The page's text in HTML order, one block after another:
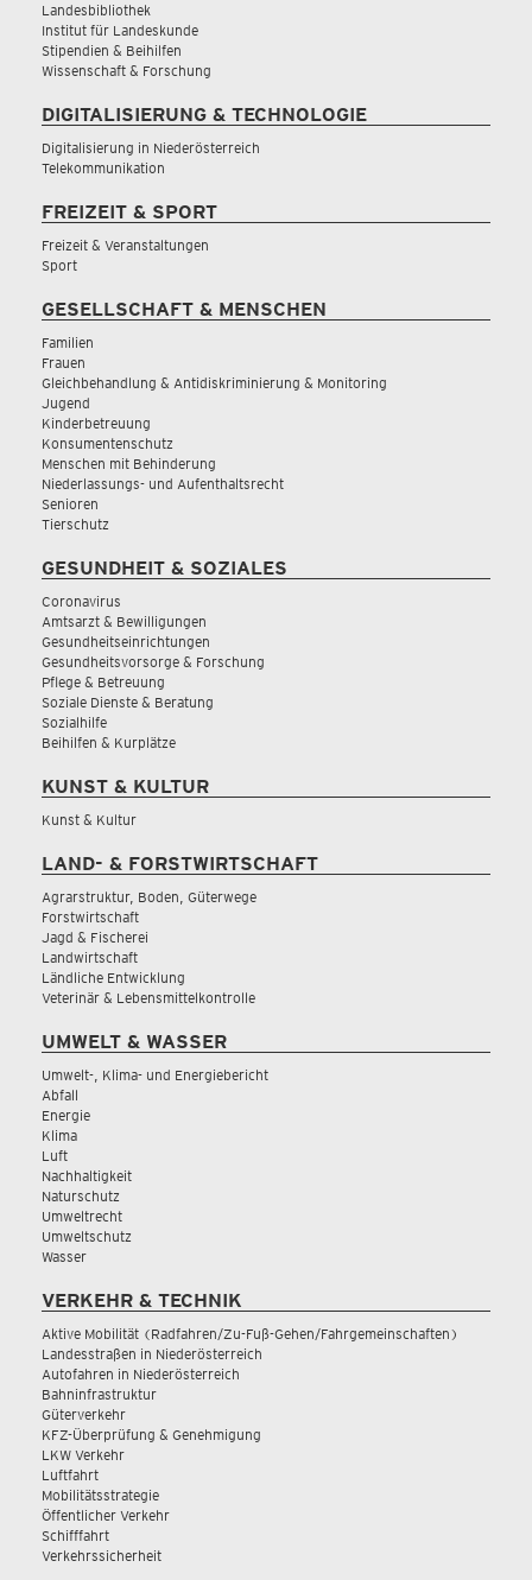
Landesbibliothek
Institut für Landeskunde
Stipendien & Beihilfen
Wissenschaft & Forschung
DIGITALISIERUNG & TECHNOLOGIE
Digitalisierung in Niederösterreich
Telekommunikation
FREIZEIT & SPORT
Freizeit & Veranstaltungen
Sport
GESELLSCHAFT & MENSCHEN
Familien
Frauen
Gleichbehandlung & Antidiskriminierung & Monitoring
Jugend
Kinderbetreuung
Konsumentenschutz
Menschen mit Behinderung
Niederlassungs- und Aufenthaltsrecht
Senioren
Tierschutz
GESUNDHEIT & SOZIALES
Coronavirus
Amtsarzt & Bewilligungen
Gesundheitseinrichtungen
Gesundheitsvorsorge & Forschung
Pflege & Betreuung
Soziale Dienste & Beratung
Sozialhilfe
Beihilfen & Kurplätze
KUNST & KULTUR
Kunst & Kultur
LAND- & FORSTWIRTSCHAFT
Agrarstruktur, Boden, Güterwege
Forstwirtschaft
Jagd & Fischerei
Landwirtschaft
Ländliche Entwicklung
Veterinär & Lebensmittelkontrolle
UMWELT & WASSER
Umwelt-, Klima- und Energiebericht
Abfall
Energie
Klima
Luft
Nachhaltigkeit
Naturschutz
Umweltrecht
Umweltschutz
Wasser
VERKEHR & TECHNIK
Aktive Mobilität (Radfahren/Zu-Fuß-Gehen/Fahrgemeinschaften)
Landesstraßen in Niederösterreich
Autofahren in Niederösterreich
Bahninfrastruktur
Güterverkehr
KFZ-Überprüfung & Genehmigung
LKW Verkehr
Luftfahrt
Mobilitätsstrategie
Öffentlicher Verkehr
Schifffahrt
Verkehrssicherheit